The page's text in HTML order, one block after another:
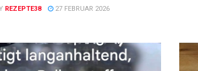
REZEPTE38 27 FEBRUAR 2026